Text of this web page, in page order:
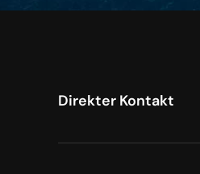
Direkter Kontakt